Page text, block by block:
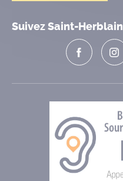
Suivez Saint-Herblain